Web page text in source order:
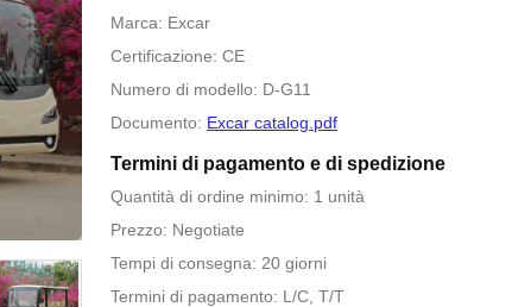
Marca: Excar
Certificazione: CE
Numero di modello: D-G11
Documento: Excar catalog.pdf
Termini di pagamento e di spedizione
Quantità di ordine minimo: 1 unità
Prezzo: Negotiate
Tempi di consegna: 20 giorni
Termini di pagamento: L/C, T/T